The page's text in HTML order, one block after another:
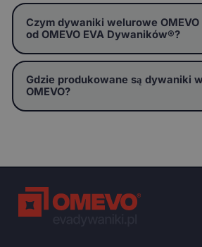
Czym dywaniki welurowe OMEVO
od OMEVO EVA Dywaników®?
Gdzie produkowane są dywaniki
OMEVO?